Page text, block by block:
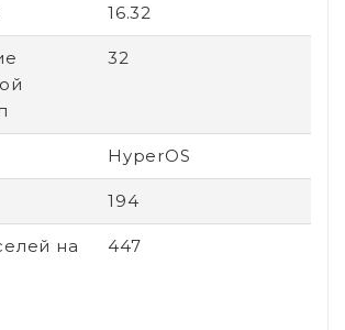
16.32
32
HyperOS
194
на
447